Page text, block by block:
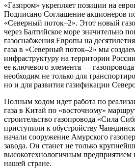
«Газпром» укрепляет позиции на
Подписано Соглашение акционеров
«Северный поток–2». Этот новый
через Балтийское море значительно
газоснабжения Европы на
газа в «Северный поток–2» мы
инфраструктуру на территории
ее ключевого элемента —
необходим не только для
но и для развития газификации
Полным ходом идет работа по
газа в Китай по «восточному»
строительство газопровода «Сила
приступили к обустройству
начали сооружение Амурского
завода. Он станет не только
высокотехнологичным предприятием
нашей стране.